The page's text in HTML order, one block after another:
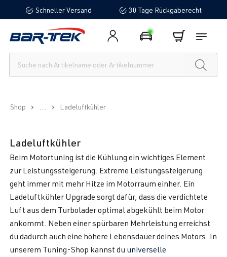
springenSchneller Versand 30 Tage Rückgaberecht
Shop ... Ladeluftkühler
Ladeluftkühler
Beim Motortuning ist die Kühlung ein wichtiges Element
zur Leistungssteigerung. Extreme Leistungssteigerung
geht immer mit mehr Hitze im Motorraum einher. Ein
Ladeluftkühler Upgrade sorgt dafür, dass die verdichtete
Luft aus dem Turbolader optimal abgekühlt beim Motor
ankommt. Neben einer spürbaren Mehrleistung erreichst
du dadurch auch eine höhere Lebensdauer deines Motors. In
unserem Tuning-Shop kannst du universelle